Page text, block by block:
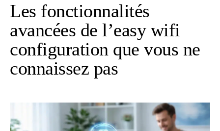
Les fonctionnalités
avancées de l’easy wifi
configuration que vous ne
connaissez pas